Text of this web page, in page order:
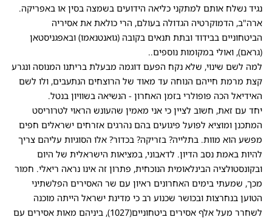
נגיד נשלח אותם למתקני כליאה הידועים בשמצה בסין או באפריקה.
ארה"ב, הדמוקרטיה הגדולה בעולם, הרי כולאת את אסיריה
הביטחוניים בבידוד ובתת תנאים בקובה (גואנטנאמו) ובאפגניסטאן
(גראם), ואולי במקומות נוספים..
למה לשם שינוי, שלא נקח הפעם דוגמה מבעלת בריתנו המנוסה ונגרע
קצת מרמת חייהם הנוחה עד מאוד של הרוצחים הנתעבים, ולו לשם
האידיאל הכה פופולרי בזמן האחרון - הנשיאה בשוויון בנטל.
יחד עם זאת, חשוב לציין כי אני מאמין שהעונש הראוי לטרוריסט
המתכנן ומוציא לפועל פיגועים בהם נהרגים אזרחים ישראלים חפים
מפשע הוא מוות. בתלייה? בזריקה? בכדור? אלו הסוגיות עליהם צריך
להיות באמת נסב הדיון. לדאבוני, במציאות הישראלית של היום
ובקונסטולציה הבינלאומית הנוכחית, פתרון זה אינו נראה ריאלי. חמור
מכך, שמעתי בימים האחרונים ראיון עם שר האסירים הפלשתיני
הטוען בנחרצות ובכושר שכנוע רב כי מדינת ישראל הייתה מוכנה
לשחרר מעל אלף אסירים ביטחוניים(1027), ביניהם מאות אסירים עם